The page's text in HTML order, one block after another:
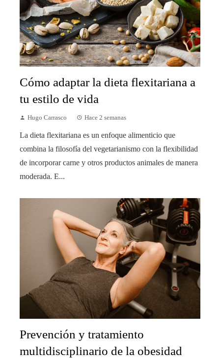
Cómo adaptar la dieta flexitariana a
tu estilo de vida
Hugo Carrasco Hace 2 semanas
La dieta flexitariana es un enfoque alimenticio que
combina la filosofía del vegetarianismo con la flexibilidad
de incorporar carne y otros productos animales de manera
moderada. E...
Prevención y tratamiento
multidisciplinario de la obesidad